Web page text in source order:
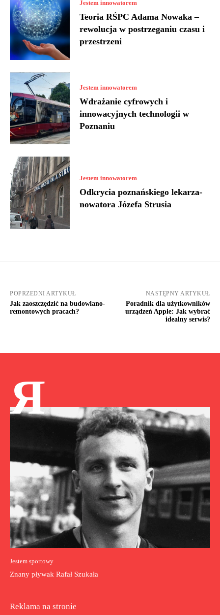
Jestem innowatorem
Teoria RŚPC Adama Nowaka –
rewolucja w postrzeganiu czasu i
przestrzeni
Jestem innowatorem
Wdrażanie cyfrowych i
innowacyjnych technologii w
Poznaniu
Jestem innowatorem
Odkrycia poznańskiego lekarza-
nowatora Józefa Strusia
POPRZEDNI ARTYKUŁ
Jak zaoszczędzić na budowlano-
remontowych pracach?
NASTĘPNY ARTYKUŁ
Poradnik dla użytkowników
urządzeń Apple: Jak wybrać
idealny serwis?
Я
Jestem sportowy
Znany pływak Rafał Szukała
Reklama na stronie